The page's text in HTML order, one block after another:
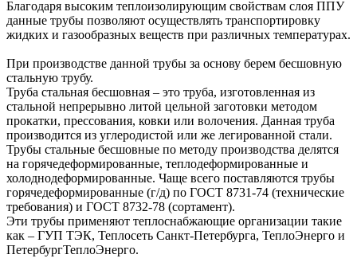
Благодаря высоким теплоизолирующим свойствам слоя ППУ
данные трубы позволяют осуществлять транспортировку
жидких и газообразных веществ при различных температурах.
При производстве данной трубы за основу берем бесшовную
стальную трубу.
Труба стальная бесшовная – это труба, изготовленная из
стальной непрерывно литой цельной заготовки методом
прокатки, прессования, ковки или волочения. Данная труба
производится из углеродистой или же легированной стали.
Трубы стальные бесшовные по методу производства делятся
на горячедеформированные, теплодеформированные и
холоднодеформированные. Чаще всего поставляются трубы
горячедеформированные (г/д) по ГОСТ 8731-74 (технические
требования) и ГОСТ 8732-78 (сортамент).
Эти трубы применяют теплоснабжающие организации такие
как – ГУП ТЭК, Теплосеть Санкт-Петербурга, ТеплоЭнерго и
ПетербургТеплоЭнерго.